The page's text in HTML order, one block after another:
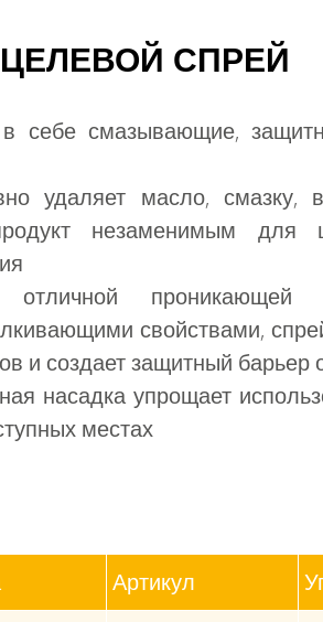
СПРЕЙ
в себе смазывающие,
удаляет масло, смазку,
незаменимым для
отличной проникающей
свойствами,
и создает защитный барьер
насадка упрощает
местах
Артикул